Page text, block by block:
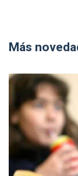
Más